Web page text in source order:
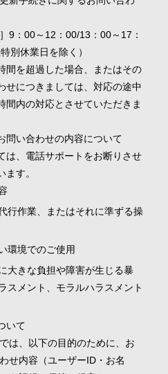
9：00～12：00/13：00～17：
別休業日を除く）
間を超過した場合、またはその
せにつきましては、対応の途中
間内の対応とさせていただきま
問い合わせの内容について
は、電話サポートをお断りさせ
す。
行作業、またはそれに準ずる操
環境でのご使用
大きな負担や障害が生じる暴
スメント、モラルハラスメント
いて
は、以下の目的のために、お
せ内容（ユーザーID・お名